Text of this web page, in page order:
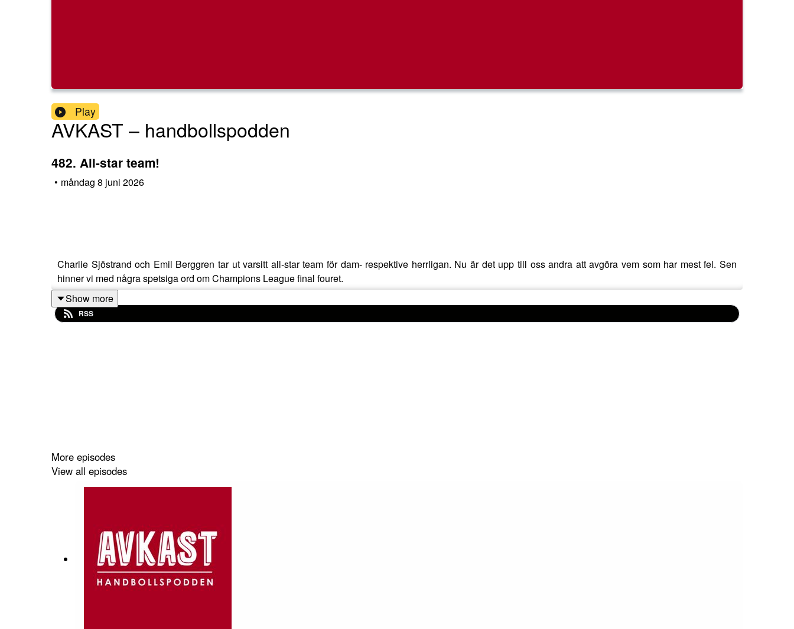
Play
AVKAST – handbollspodden
482. All-star team!
• måndag 8 juni 2026
Charlie Sjöstrand och Emil Berggren tar ut varsitt all-star team för dam- respektive herrligan. Nu är det upp till oss andra att avgöra vem som har mest fel. Sen
hinner vi med några spetsiga ord om Champions League final fouret.
Show more
RSS
More episodes
View all episodes